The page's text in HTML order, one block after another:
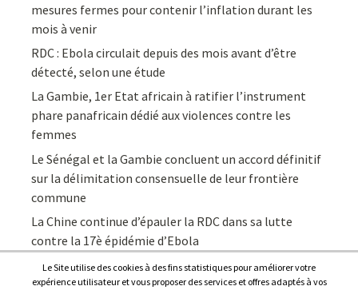
mesures fermes pour contenir l’inflation durant les
mois à venir
RDC : Ebola circulait depuis des mois avant d’être
détecté, selon une étude
La Gambie, 1er Etat africain à ratifier l’instrument
phare panafricain dédié aux violences contre les
femmes
Le Sénégal et la Gambie concluent un accord définitif
sur la délimitation consensuelle de leur frontière
commune
La Chine continue d’épauler la RDC dans sa lutte
contre la 17è épidémie d’Ebola
Le Site utilise des cookies à des fins statistiques pour améliorer votre
expérience utilisateur et vous proposer des services et offres adaptés à vos